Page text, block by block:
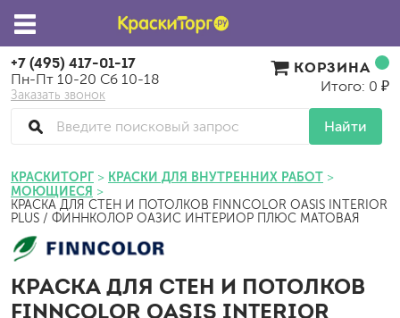
+7 (495) 417-01-17
Пн-Пт 10-20 Сб 10-18
Заказать звонок
Найти
КОРЗИНА
Итого: 0 ₽
КРАСКИТОРГ
КРАСКИ ДЛЯ ВНУТРЕННИХ РАБОТ
МОЮЩИЕСЯ
КРАСКА ДЛЯ СТЕН И ПОТОЛКОВ FINNCOLOR OASIS INTERIOR
PLUS / ФИННКОЛОР ОАЗИС ИНТЕРИОР ПЛЮС МАТОВАЯ
КРАСКА ДЛЯ СТЕН И ПОТОЛКОВ
FINNCOLOR OASIS INTERIOR